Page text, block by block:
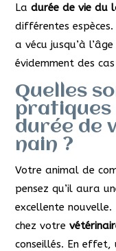
La durée de vie du
différentes
a vécu jusqu’à
évidemment des
Quelles
pratiques
durée de
nain ?
Votre animal de
pensez qu’il aura
excellente nouvelle.
chez votre
conseillés. En